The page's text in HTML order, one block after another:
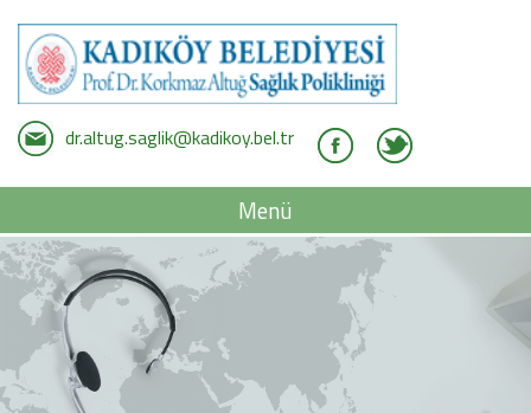
dr.altug.saglik@kadikoy.bel.tr
Menü